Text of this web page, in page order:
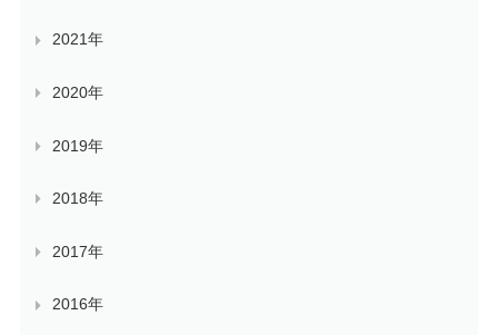
2021年
2020年
2019年
2018年
2017年
2016年